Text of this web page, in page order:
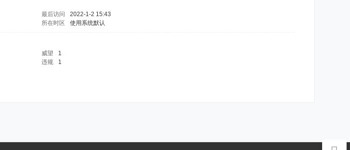
最后访问
2022-1-2 15:43
所在时区 使用系统默认
威望
1
违规
1